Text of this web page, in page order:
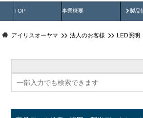
TOP 事業概要 製品
製
アイリスオーヤマ 法人のお客様 LED照明